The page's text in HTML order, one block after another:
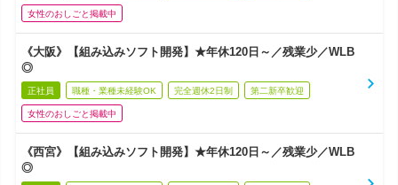
女性のおしごと掲載中
《大阪》【組み込みソフト開発】★年休120日～／残業少／WLB
◎
正社員 職種・業種未経験OK 完全週休2日制 第二新卒歓迎
女性のおしごと掲載中
《西宮》【組み込みソフト開発】★年休120日～／残業少／WLB
◎